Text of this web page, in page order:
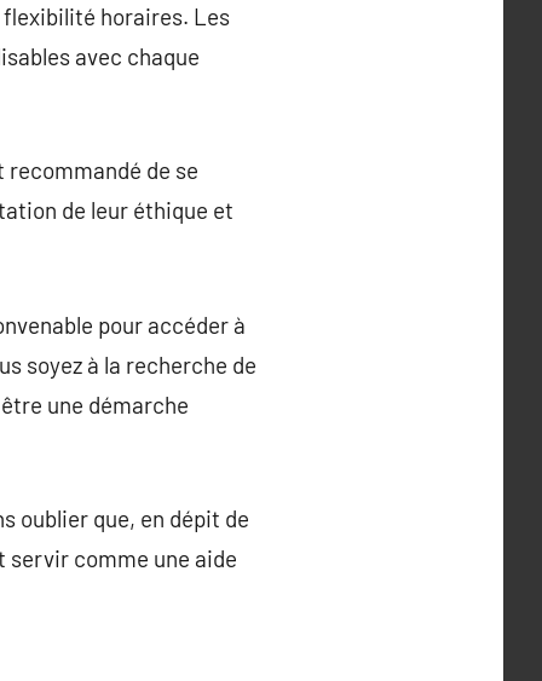
flexibilité horaires. Les
avec chaque
de se
de leur éthique et
pour accéder à
soyez à la recherche de
une démarche
oublier que, en dépit de
servir comme une aide